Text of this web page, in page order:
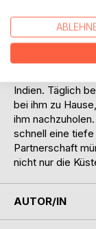
die Angreifer,
künstlichen
schwer an den
Das
Indien. Täglich
bei ihm zu
ihm
schnell eine
Partnerschaft
nicht nur die
AUTOR/IN